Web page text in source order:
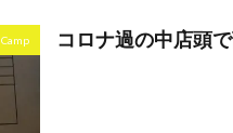
Camp コロナ過の中店頭